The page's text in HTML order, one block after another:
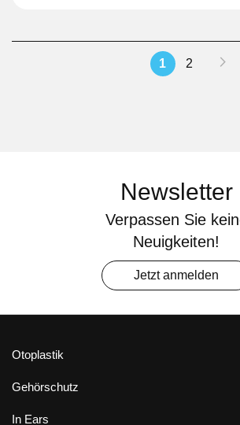
Seite
Sie
1 Seite
2
Newsletter
Verpassen Sie
Neuigkeiten!
Jetzt anmelden
Otoplastik
Gehörschutz
In Ears